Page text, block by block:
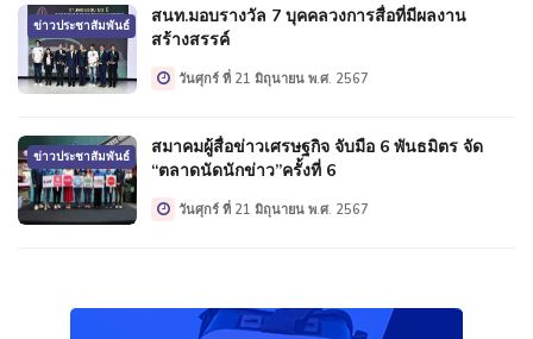
ข่าวประชาสัมพันธ์
สนท.มอบรางวัล 7 บุคคลวงการสื่อที่มีผลงาน
สร้างสรรค์
วันศุกร์ ที่ 21 มิถุนายน พ.ศ. 2567
ข่าวประชาสัมพันธ์
สมาคมผู้สื่อข่าวเศรษฐกิจ จับมือ 6 พันธมิตร จัด
“ตลาดนัดนักข่าว”ครั้งที่ 6
วันศุกร์ ที่ 21 มิถุนายน พ.ศ. 2567